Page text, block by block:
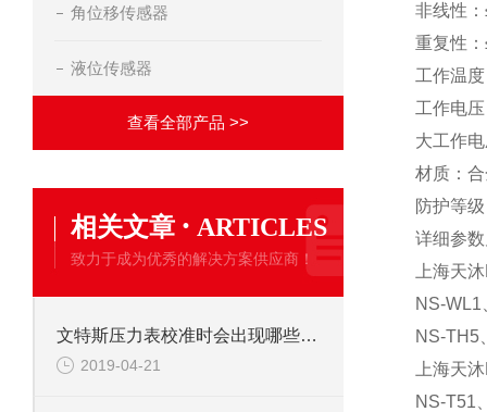
非线性
重复性
工作温
工作电
大工作
材质：
防护等
详细参
上海天
NS-
NS-TH5
上海天
NS-T51
角位移传感器
液位传感器
查看全部产品 >>
相关文章 · ARTICLES
致力于成为优秀的解决方案供应商！
文特斯压力表校准时会出现哪些问题？
2019-04-21